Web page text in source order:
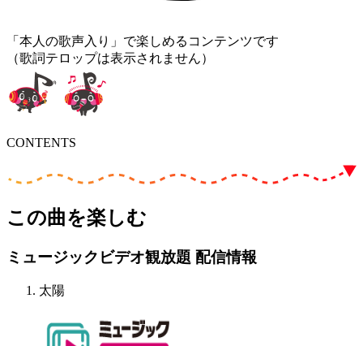
「本人の歌声入り」で楽しめるコンテンツです
（歌詞テロップは表示されません）
CONTENTS
この曲を楽しむ
ミュージックビデオ観放題 配信情報
太陽